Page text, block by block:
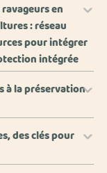
en
: réseau
pour intégrer
intégrée
à la préservation
des clés pour